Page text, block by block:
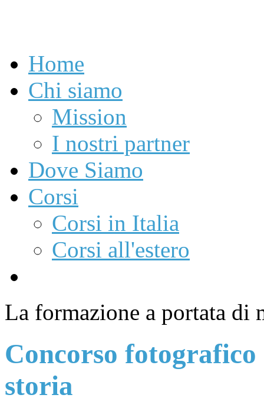
Home
Chi siamo
Mission
I nostri partner
Dove Siamo
Corsi
Corsi in Italia
Corsi all'estero
La formazione a portata di
Concorso
storia